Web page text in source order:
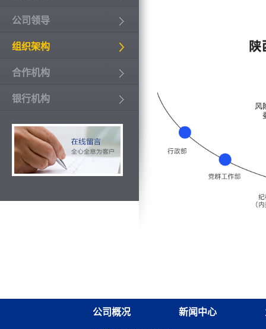
公司领导
组织架构
合作机构
银行机构
公司概况 新闻中心